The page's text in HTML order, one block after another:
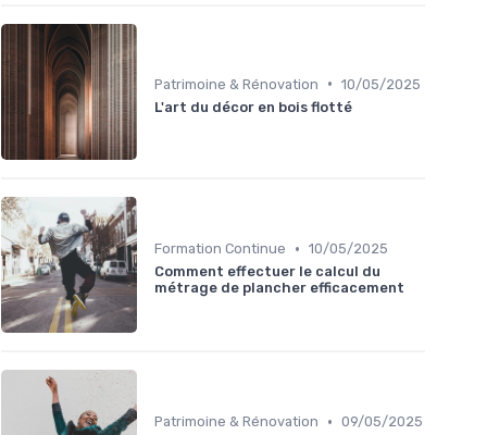
Patrimoine & Rénovation • 10/05/2025
L'art du décor en bois flotté
Formation Continue • 10/05/2025
Comment effectuer le calcul du
métrage de plancher efficacement
Patrimoine & Rénovation • 09/05/2025